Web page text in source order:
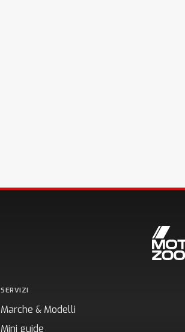
SERVIZI
Marche & Modelli
Mini guide